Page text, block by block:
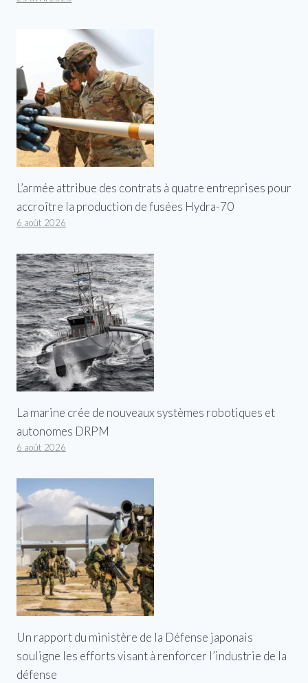
L’armée attribue des contrats à quatre entreprises pour
accroître la production de fusées Hydra-70
6 août 2026
La marine crée de nouveaux systèmes robotiques et
autonomes DRPM
6 août 2026
Un rapport du ministère de la Défense japonais
souligne les efforts visant à renforcer l’industrie de la
défense